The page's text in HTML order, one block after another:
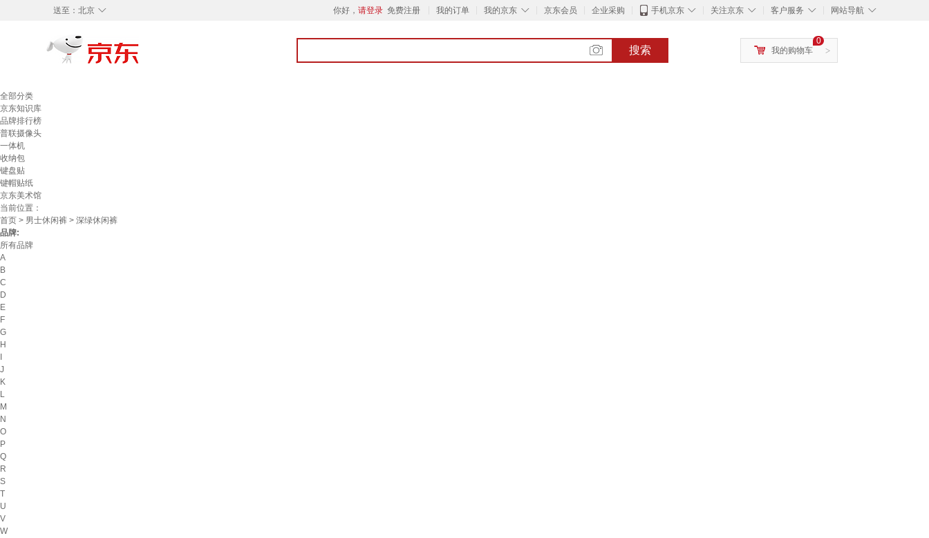
◇
送至： 北京 你好， 请登录 免费注册 我的订单 ◇
我的京东 京东会员 企业采购 ◇
手机京东 ◇
关注京东 ◇
客户服务 ◇
网站导航
搜索 >
0
我的购物车
全部分类
京东知识库
品牌排行榜
普联摄像头
一体机
收纳包
键盘贴
键帽贴纸
京东美术馆
当前位置：
首页 > 男士休闲裤 > 深绿休闲裤
品牌:
所有品牌
A
B
C
D
E
F
G
H
J
K
L
M
N
O
P
Q
R
S
T
U
V
W